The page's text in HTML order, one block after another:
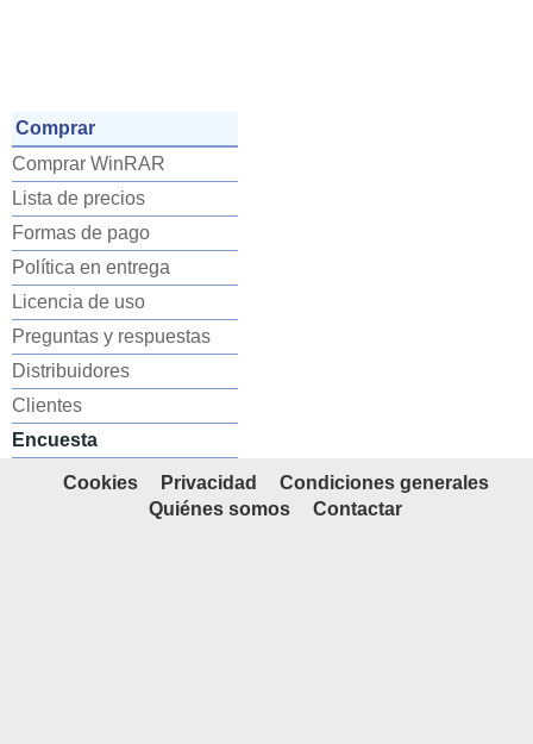
Comprar
Comprar WinRAR
Lista de precios
Formas de pago
Política en entrega
Licencia de uso
Preguntas y respuestas
Distribuidores
Clientes
Encuesta
Cookies Privacidad
Condiciones generales
Quiénes somos
Contactar